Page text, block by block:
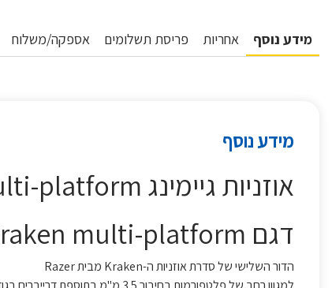
מידע נוסף אחריות פריסת תשלומים אספקה/משלוח
מידע נוסף
אוזניות גיימינג RAZER Kraken multi-platform צבע ירוק
דגם Kraken multi-platform רייזר
הדור השלישי של סדרת אוזניות ה-Kraken מבית Razer